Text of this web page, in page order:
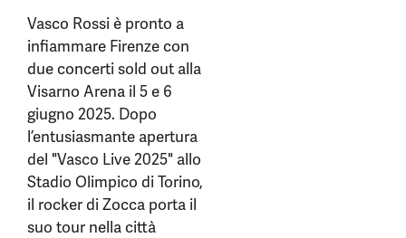
Vasco Rossi è pronto a
infiammare Firenze con
due concerti sold out alla
Visarno Arena il 5 e 6
giugno 2025. Dopo
l’entusiasmante apertura
del "Vasco Live 2025" allo
Stadio Olimpico di Torino,
il rocker di Zocca porta il
suo tour nella città